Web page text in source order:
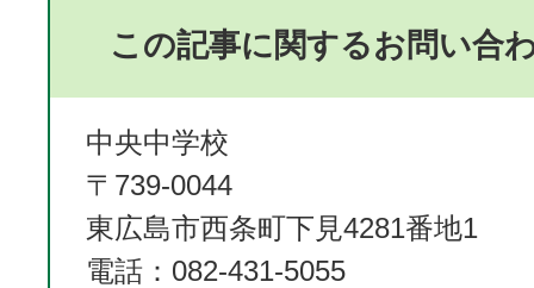
この記事に関するお問い合
中央中学校
〒739-0044
東広島市西条町下見4281番地1
電話：082-431-5055